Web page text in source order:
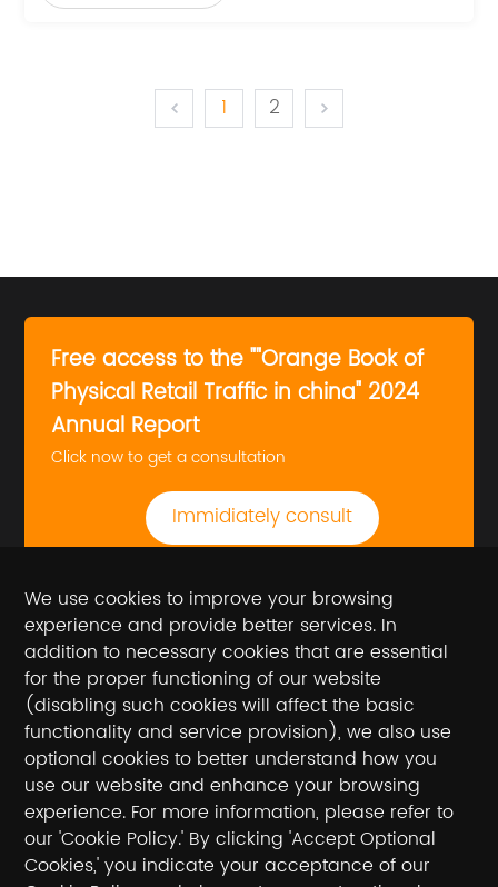
自领域具有代表性的企业，这次大规模的合作，不仅是双方多
1 2
We use cookies to improve your browsing
experience and provide better services. In
addition to necessary cookies that are essential
for the proper functioning of our website
(disabling such cookies will affect the basic
functionality and service provision), we also use
optional cookies to better understand how you
use our website and enhance your browsing
experience. For more information, please refer to
our 'Cookie Policy.' By clicking 'Accept Optional
Cookies,' you indicate your acceptance of our
Free access to the ""Orange Book of
Physical Retail Traffic in china" 2024
Annual Report
Click now to get a consultation
Immidiately consult
Follow the official account
National toll-free service hotline / hotline